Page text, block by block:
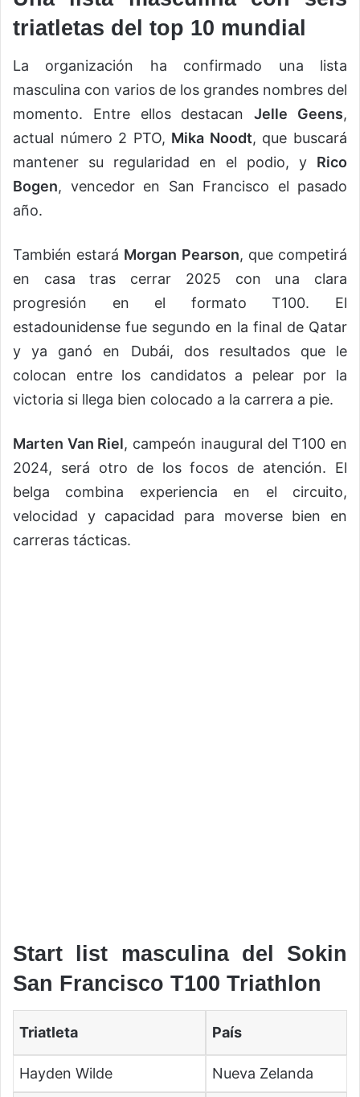
triatletas del top 10 mundial
La organización ha confirmado una lista
masculina con varios de los grandes nombres del
momento. Entre ellos destacanJelle Geens,
actual número 2 PTO, Mika Noodt, que buscará
mantener su regularidad en el podio, y Rico
Bogen, vencedor en San Francisco el pasado
año.
También estará Morgan Pearson, que competirá
en casa tras cerrar 2025 con una clara
progresión en el formato T100. El
estadounidense fue segundo en la final de Qatar
y ya ganó en Dubái, dos resultados que le
colocan entre los candidatos a pelear por la
victoria si llega bien colocado a la carrera a pie.
Marten Van Riel, campeón inaugural del T100 en
2024, será otro de los focos de atención. El
belga combina experiencia en el circuito,
velocidad y capacidad para moverse bien en
carreras tácticas.
Start list masculina del Sokin
San Francisco T100 Triathlon
Triatleta País
Hayden Wilde Nueva Zelanda